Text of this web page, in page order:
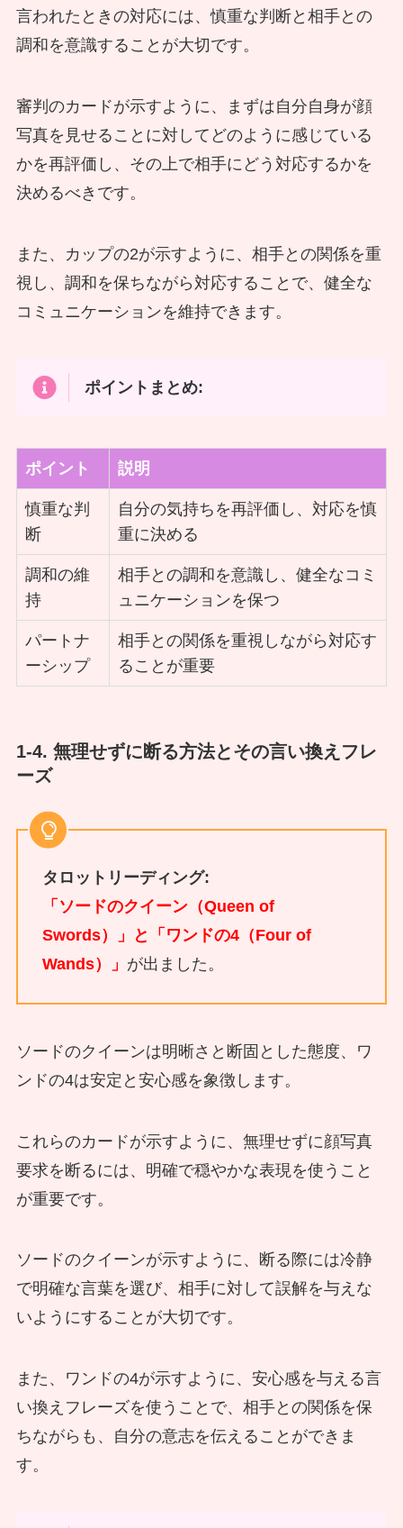
言われたときの対応には、慎重な判断と相手との
調和を意識することが大切です。
審判のカードが示すように、まずは自分自身が顔
写真を見せることに対してどのように感じている
かを再評価し、その上で相手にどう対応するかを
決めるべきです。
また、カップの2が示すように、相手との関係を重
視し、調和を保ちながら対応することで、健全な
コミュニケーションを維持できます。
ポイントまとめ:
ポイント 説明
慎重な判
断
自分の気持ちを再評価し、対応を慎
重に決める
調和の維
持
相手との調和を意識し、健全なコミ
ュニケーションを保つ
パートナ
ーシップ
相手との関係を重視しながら対応す
ることが重要
1-4. 無理せずに断る方法とその言い換えフレ
ーズ
タロットリーディング:
「ソードのクイーン（Queen of
Swords）」と「ワンドの4（Four of
Wands）」 が出ました。
ソードのクイーンは明晰さと断固とした態度、ワ
ンドの4は安定と安心感を象徴します。
これらのカードが示すように、無理せずに顔写真
要求を断るには、明確で穏やかな表現を使うこと
が重要です。
ソードのクイーンが示すように、断る際には冷静
で明確な言葉を選び、相手に対して誤解を与えな
いようにすることが大切です。
また、ワンドの4が示すように、安心感を与える言
い換えフレーズを使うことで、相手との関係を保
ちながらも、自分の意志を伝えることができま
す。